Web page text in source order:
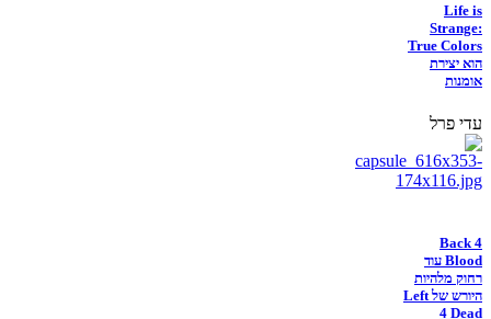
Life is
Strange:
True Colors
הוא יצירת
אומנות
עדי פרל
Back 4
Blood עוד
רחוק מלהיות
היורש של Left
4 Dead